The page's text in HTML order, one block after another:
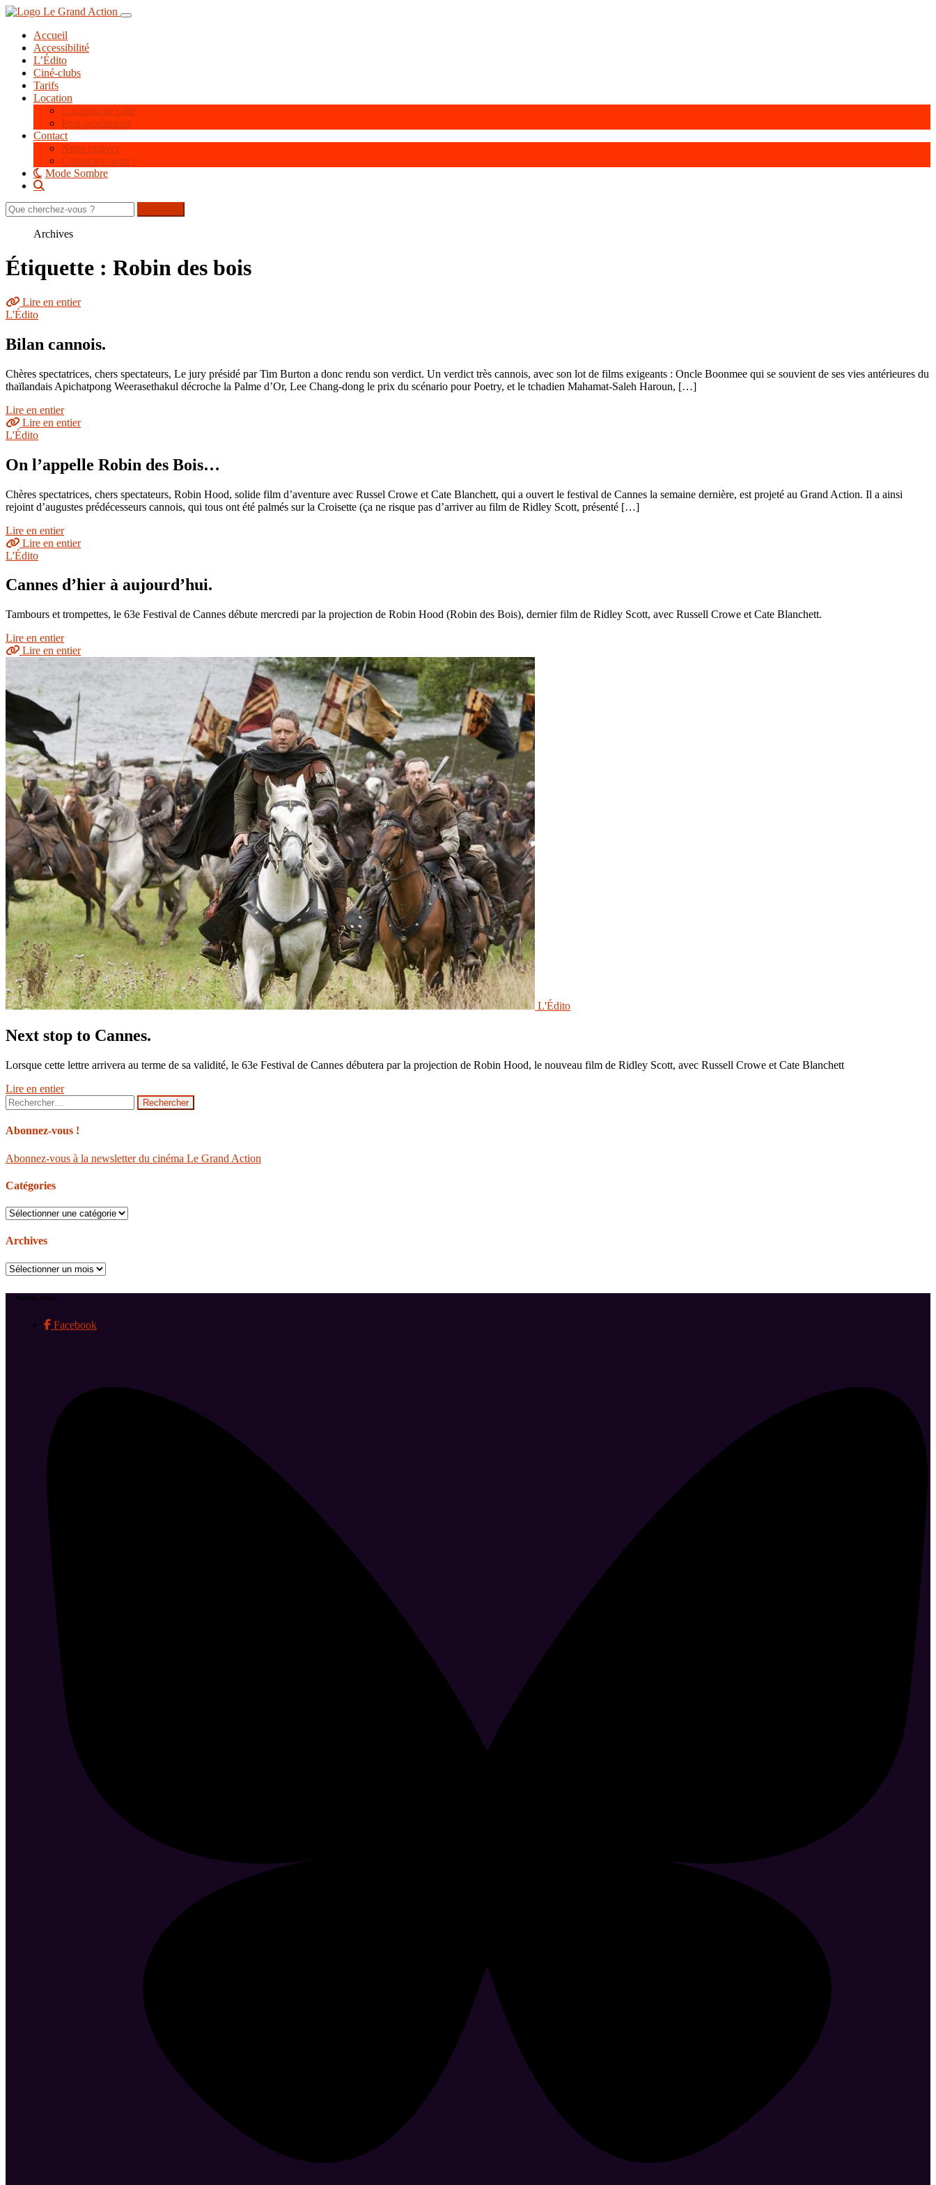
Aller
contenu
principal
Toggle navigation
Accueil
Accessibilité
L’Édito
Ciné-clubs
Tarifs
Location
Location de salle
Post-production
Contact
Nous trouver
Contactez-nous !
Mode Sombre
Rechercher
sur
Archives
Étiquette : Robin des bois
Lire en entier
L'Édito
Bilan cannois.
Chères spectatrices, chers spectateurs, Le jury présidé par Tim Burton a donc rendu son verdict. Un verdict très cannois, avec son lot de films exigeants : Oncle Boonmee qui se souvient de ses vies antérieures du
thaïlandais Apichatpong Weerasethakul décroche la Palme d’Or, Lee Chang-dong le prix du scénario pour Poetry, et le tchadien Mahamat-Saleh Haroun, […]
Lire en entier
Lire en entier
L'Édito
On l’appelle Robin des Bois…
Chères spectatrices, chers spectateurs, Robin Hood, solide film d’aventure avec Russel Crowe et Cate Blanchett, qui a ouvert le festival de Cannes la semaine dernière, est projeté au Grand Action. Il a ainsi
rejoint d’augustes prédécesseurs cannois, qui tous ont été palmés sur la Croisette (ça ne risque pas d’arriver au film de Ridley Scott, présenté […]
Lire en entier
Lire en entier
L'Édito
Cannes d’hier à aujourd’hui.
Tambours et trompettes, le 63e Festival de Cannes débute mercredi par la projection de Robin Hood (Robin des Bois), dernier film de Ridley Scott, avec Russell Crowe et Cate Blanchett.
Lire en entier
Lire en entier
L'Édito
Next stop to Cannes.
Lorsque cette lettre arrivera au terme de sa validité, le 63e Festival de Cannes débutera par la projection de Robin Hood, le nouveau film de Ridley Scott, avec Russell Crowe et Cate Blanchett
Lire en entier
Rechercher :
Abonnez-vous !
Abonnez-vous à la newsletter du cinéma Le Grand Action
Catégories
Catégories
Archives
Archives
Suivez-nous !
Facebook